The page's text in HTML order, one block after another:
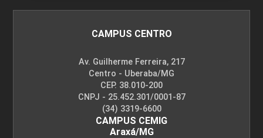
CAMPUS CENTRO
Av. Guilherme Ferreira, 217
Centro - Uberaba/MG
CEP. 38.010-200
CNPJ - 25.452.301/0001-87
(34) 3319-6600
CAMPUS CEMIG
Araxá/MG